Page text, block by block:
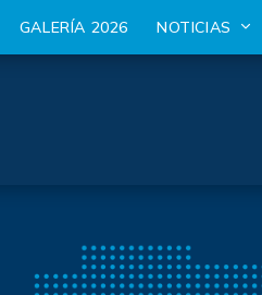
GALERÍA 2026 NOTICIAS